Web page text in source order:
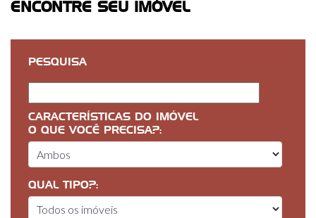
ENCONTRE SEU IMÓVEL
PESQUISA
CARACTERÍSTICAS DO IMÓVEL
O QUE VOCÊ PRECISA?:
QUAL TIPO?: